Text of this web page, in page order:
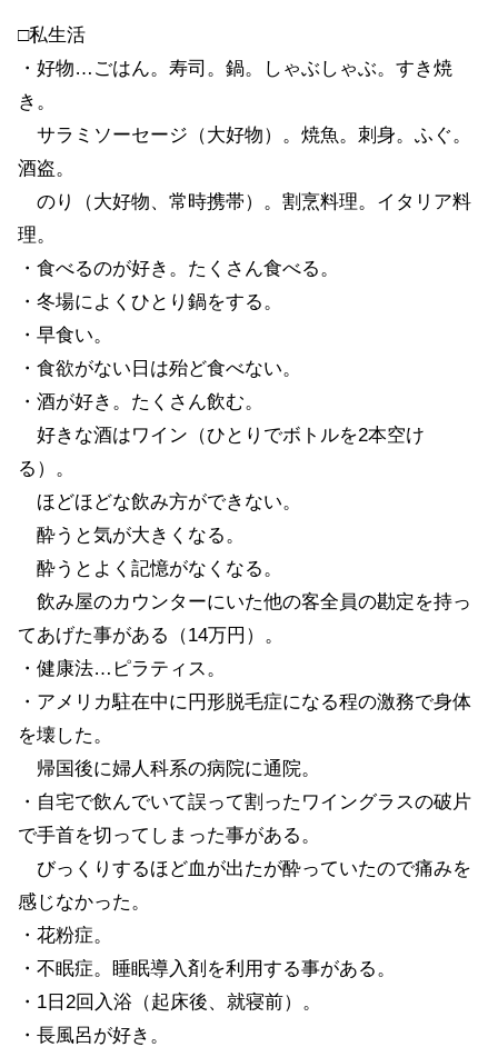
□私生活
・好物…ごはん。寿司。鍋。しゃぶしゃぶ。すき焼
き。
サラミソーセージ（大好物）。焼魚。刺身。ふぐ。
酒盗。
のり（大好物、常時携帯）。割烹料理。イタリア料
理。
・食べるのが好き。たくさん食べる。
・冬場によくひとり鍋をする。
・早食い。
・食欲がない日は殆ど食べない。
・酒が好き。たくさん飲む。
好きな酒はワイン（ひとりでボトルを2本空け
る）。
ほどほどな飲み方ができない。
酔うと気が大きくなる。
酔うとよく記憶がなくなる。
飲み屋のカウンターにいた他の客全員の勘定を持っ
てあげた事がある（14万円）。
・健康法…ピラティス。
・アメリカ駐在中に円形脱毛症になる程の激務で身体
を壊した。
帰国後に婦人科系の病院に通院。
・自宅で飲んでいて誤って割ったワイングラスの破片
で手首を切ってしまった事がある。
びっくりするほど血が出たが酔っていたので痛みを
感じなかった。
・花粉症。
・不眠症。睡眠導入剤を利用する事がある。
・1日2回入浴（起床後、就寝前）。
・長風呂が好き。